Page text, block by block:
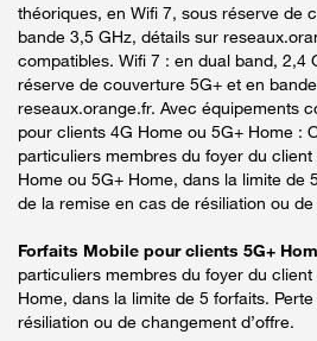
théoriques, en Wifi 7, sous réserve de
bande 3,5 GHz, détails sur
compatibles. Wifi 7 : en dual band, 2,4
réserve de couverture 5G+ et en
reseaux.orange.fr. Avec équipements
pour clients 4G Home ou 5G+ Home :
particuliers membres du foyer du
Home ou 5G+ Home, dans la limite de
de la remise en cas de résiliation ou
Forfaits Mobile pour clients 5G+
particuliers membres du foyer du
Home, dans la limite de 5 forfaits.
résiliation ou de changement d’offre.